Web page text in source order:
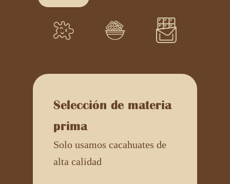
Selección de materia
prima
Solo usamos cacahuates de
alta calidad